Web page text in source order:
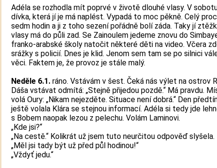
Adéla se rozhodla mít poprvé v životě dlouhé vlasy. V
dívka, která jí je má naplést. Vypadá to moc pěkně. Celý
sedm hodin a ji z toho sezení pořádně bolí záda. Taky jí
vlasy má do půli zad. Se Zainoulem jedeme znovu do
franko-arabské školy natočit některé děti na video. Včera
srážky s policií. Dnes je klid. Jenom sem tam se po silnici
věci. Faktem je, že provoz je stále malý.
Neděle 6.1. ráno. Vstávám v šest. Čeká nás výlet na ostrov
Dáša vstávat odmítá: „Stejně přijedou pozdě.“ Má pravdu.
volá Oury: „Nikam nejezděte. Situace není dobrá.“ Den
ještě volala Klára se stejnou informací. Adéla si tedy jde
s Bobem naopak lezou z pelechu. Volám Laminovi.
„Kde jsi?“
„Na cestě.“ Kolikrát už jsem tuto neurčitou odpověď slyšela.
„Měl jsi tady být už před půl hodinou!“
„Vždyť jedu.“